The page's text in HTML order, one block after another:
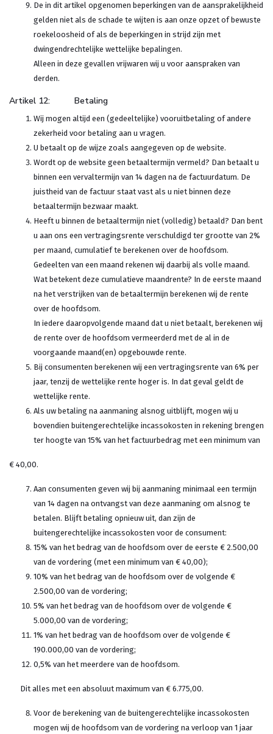
De in dit artikel opgenomen beperkingen van de aansprakelijkheid
gelden niet als de schade te wijten is aan onze opzet of bewuste
roekeloosheid of als de beperkingen in strijd zijn met
dwingendrechtelijke wettelijke bepalingen.
Alleen in deze gevallen vrijwaren wij u voor aanspraken van
derden.
Artikel 12: Betaling
Wij mogen altijd een (gedeeltelijke) vooruitbetaling of andere
zekerheid voor betaling aan u vragen.
U betaalt op de wijze zoals aangegeven op de website.
Wordt op de website geen betaaltermijn vermeld? Dan betaalt u
binnen een vervaltermijn van 14 dagen na de factuurdatum. De
juistheid van de factuur staat vast als u niet binnen deze
betaaltermijn bezwaar maakt.
Heeft u binnen de betaaltermijn niet (volledig) betaald? Dan bent
u aan ons een vertragingsrente verschuldigd ter grootte van 2%
per maand, cumulatief te berekenen over de hoofdsom.
Gedeelten van een maand rekenen wij daarbij als volle maand.
Wat betekent deze cumulatieve maandrente? In de eerste maand
na het verstrijken van de betaaltermijn berekenen wij de rente
over de hoofdsom.
In iedere daaropvolgende maand dat u niet betaalt, berekenen wij
de rente over de hoofdsom vermeerderd met de al in de
voorgaande maand(en) opgebouwde rente.
Bij consumenten berekenen wij een vertragingsrente van 6% per
jaar, tenzij de wettelijke rente hoger is. In dat geval geldt de
wettelijke rente.
Als uw betaling na aanmaning alsnog uitblijft, mogen wij u
bovendien buitengerechtelijke incassokosten in rekening brengen
ter hoogte van 15% van het factuurbedrag met een minimum van
€ 40,00.
Aan consumenten geven wij bij aanmaning minimaal een termijn
van 14 dagen na ontvangst van deze aanmaning om alsnog te
betalen. Blijft betaling opnieuw uit, dan zijn de
buitengerechtelijke incassokosten voor de consument:
15% van het bedrag van de hoofdsom over de eerste € 2.500,00
van de vordering (met een minimum van € 40,00);
10% van het bedrag van de hoofdsom over de volgende €
2.500,00 van de vordering;
5% van het bedrag van de hoofdsom over de volgende €
5.000,00 van de vordering;
1% van het bedrag van de hoofdsom over de volgende €
190.000,00 van de vordering;
0,5% van het meerdere van de hoofdsom.
Dit alles met een absoluut maximum van € 6.775,00.
Voor de berekening van de buitengerechtelijke incassokosten
mogen wij de hoofdsom van de vordering na verloop van 1 jaar